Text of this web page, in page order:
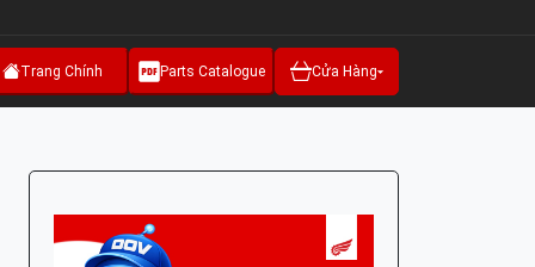
Trang Chính Parts Catalogue Cửa Hàng